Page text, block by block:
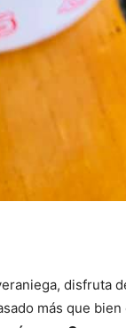
disfruta
más que bien